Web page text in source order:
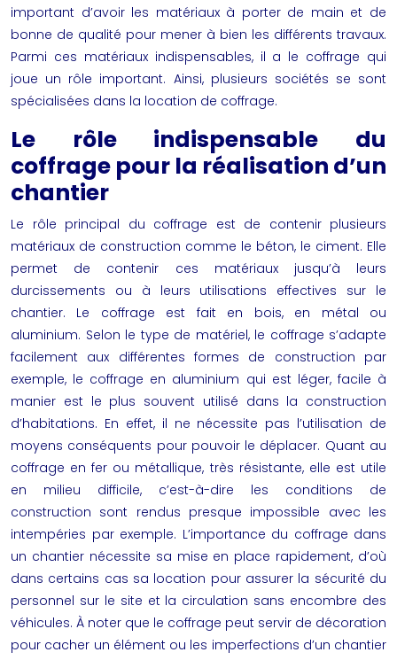
important d’avoir les matériaux à porter de main et de
bonne de qualité pour mener à bien les différents travaux.
Parmi ces matériaux indispensables, il a le coffrage qui
joue un rôle important. Ainsi, plusieurs sociétés se sont
spécialisées dans la location de coffrage.
Le rôle indispensable du
coffrage pour la réalisation d’un
chantier
Le rôle principal du coffrage est de contenir plusieurs
matériaux de construction comme le béton, le ciment. Elle
permet de contenir ces matériaux jusqu’à leurs
durcissements ou à leurs utilisations effectives sur le
chantier. Le coffrage est fait en bois, en métal ou
aluminium. Selon le type de matériel, le coffrage s’adapte
facilement aux différentes formes de construction par
exemple, le coffrage en aluminium qui est léger, facile à
manier est le plus souvent utilisé dans la construction
d’habitations. En effet, il ne nécessite pas l’utilisation de
moyens conséquents pour pouvoir le déplacer. Quant au
coffrage en fer ou métallique, très résistante, elle est utile
en milieu difficile, c’est-à-dire les conditions de
construction sont rendus presque impossible avec les
intempéries par exemple. L’importance du coffrage dans
un chantier nécessite sa mise en place rapidement, d’où
dans certains cas sa location pour assurer la sécurité du
personnel sur le site et la circulation sans encombre des
véhicules. À noter que le coffrage peut servir de décoration
pour cacher un élément ou les imperfections d’un chantier